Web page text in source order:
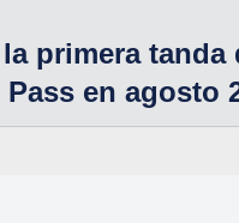
primera tanda
en agosto